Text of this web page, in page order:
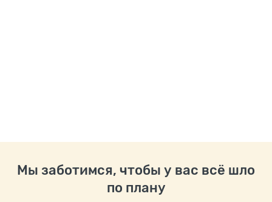
Мы заботимся, чтобы у вас всё шло
по плану